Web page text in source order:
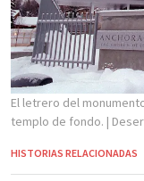
El letrero del
templo de fondo. |
HISTORIAS RELACIONADAS